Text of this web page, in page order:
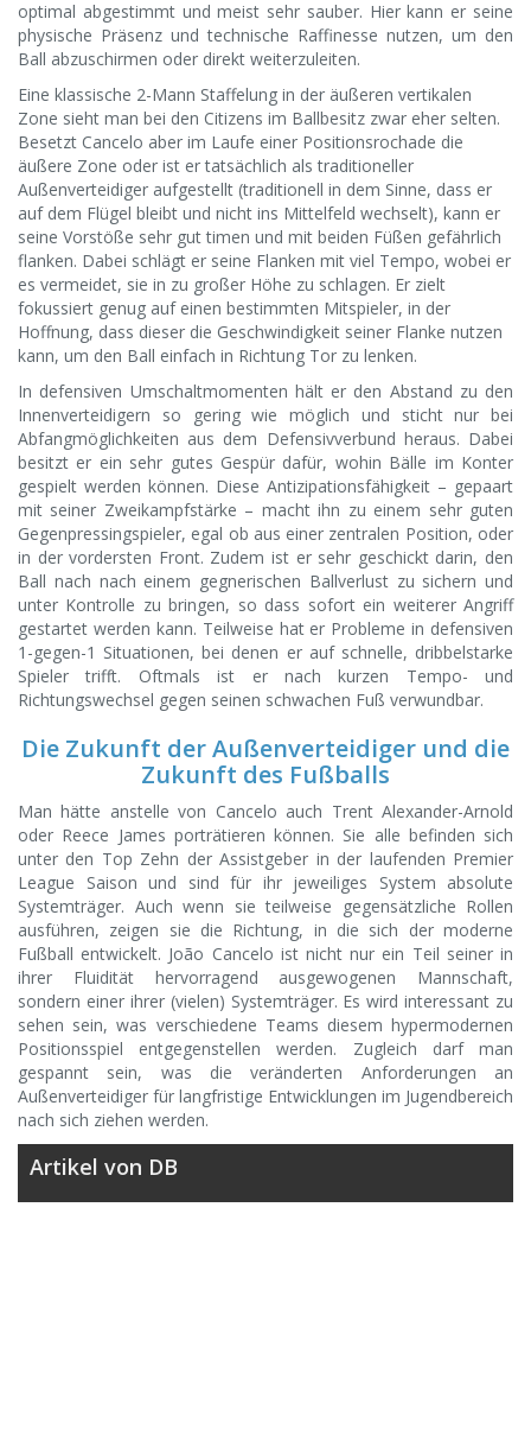
optimal abgestimmt und meist sehr sauber. Hier kann er seine
physische Präsenz und technische Raffinesse nutzen, um den
Ball abzuschirmen oder direkt weiterzuleiten.
Eine klassische 2-Mann Staffelung in der äußeren vertikalen
Zone sieht man bei den Citizens im Ballbesitz zwar eher selten.
Besetzt Cancelo aber im Laufe einer Positionsrochade die
äußere Zone oder ist er tatsächlich als traditioneller
Außenverteidiger aufgestellt (traditionell in dem Sinne, dass er
auf dem Flügel bleibt und nicht ins Mittelfeld wechselt), kann er
seine Vorstöße sehr gut timen und mit beiden Füßen gefährlich
flanken. Dabei schlägt er seine Flanken mit viel Tempo, wobei er
es vermeidet, sie in zu großer Höhe zu schlagen. Er zielt
fokussiert genug auf einen bestimmten Mitspieler, in der
Hoffnung, dass dieser die Geschwindigkeit seiner Flanke nutzen
kann, um den Ball einfach in Richtung Tor zu lenken.
In defensiven Umschaltmomenten hält er den Abstand zu den
Innenverteidigern so gering wie möglich und sticht nur bei
Abfangmöglichkeiten aus dem Defensivverbund heraus. Dabei
besitzt er ein sehr gutes Gespür dafür, wohin Bälle im Konter
gespielt werden können. Diese Antizipationsfähigkeit – gepaart
mit seiner Zweikampfstärke – macht ihn zu einem sehr guten
Gegenpressingspieler, egal ob aus einer zentralen Position, oder
in der vordersten Front. Zudem ist er sehr geschickt darin, den
Ball nach nach einem gegnerischen Ballverlust zu sichern und
unter Kontrolle zu bringen, so dass sofort ein weiterer Angriff
gestartet werden kann. Teilweise hat er Probleme in defensiven
1-gegen-1 Situationen, bei denen er auf schnelle, dribbelstarke
Spieler trifft. Oftmals ist er nach kurzen Tempo- und
Richtungswechsel gegen seinen schwachen Fuß verwundbar.
Die Zukunft der Außenverteidiger und die
Zukunft des Fußballs
Man hätte anstelle von Cancelo auch Trent Alexander-Arnold
oder Reece James porträtieren können. Sie alle befinden sich
unter den Top Zehn der Assistgeber in der laufenden Premier
League Saison und sind für ihr jeweiliges System absolute
Systemträger. Auch wenn sie teilweise gegensätzliche Rollen
ausführen, zeigen sie die Richtung, in die sich der moderne
Fußball entwickelt. João Cancelo ist nicht nur ein Teil seiner in
ihrer Fluidität hervorragend ausgewogenen Mannschaft,
sondern einer ihrer (vielen) Systemträger. Es wird interessant zu
sehen sein, was verschiedene Teams diesem hypermodernen
Positionsspiel entgegenstellen werden. Zugleich darf man
gespannt sein, was die veränderten Anforderungen an
Außenverteidiger für langfristige Entwicklungen im Jugendbereich
nach sich ziehen werden.
Artikel von DB